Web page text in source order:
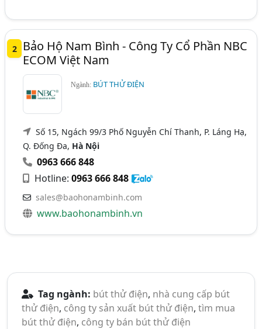
2
Bảo Hộ Nam Bình - Công Ty Cổ Phần NBC
ECOM Việt Nam
Ngành: BÚT THỬ ĐIỆN
Số 15, Ngách 99/3 Phố Nguyễn Chí Thanh, P. Láng Hạ,
Q. Đống Đa, Hà Nội
0963 666 848
Hotline:0963 666 848
sales@baohonambinh.com
www.baohonambinh.vn
Tag ngành: bút thử điện, nhà cung cấp bút
thử điện, công ty sản xuất bút thử điện, tìm mua
bút thử điện, công ty bán bút thử điện